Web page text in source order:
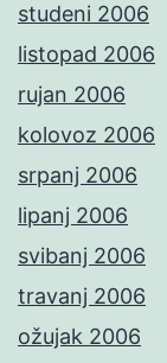
studeni 2006
listopad 2006
rujan 2006
kolovoz 2006
srpanj 2006
lipanj 2006
svibanj 2006
travanj 2006
ožujak 2006